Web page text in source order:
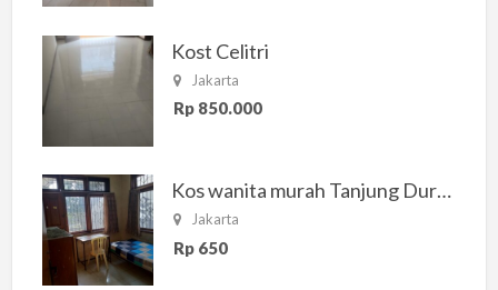
Kost Celitri
Jakarta
Rp 850.000
Kos wanita murah Tanjung Duren Jakarta Barat
Jakarta
Rp 650